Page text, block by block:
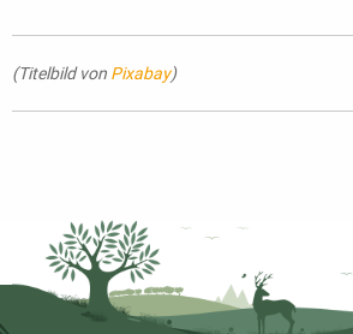
(Titelbild von Pixabay)